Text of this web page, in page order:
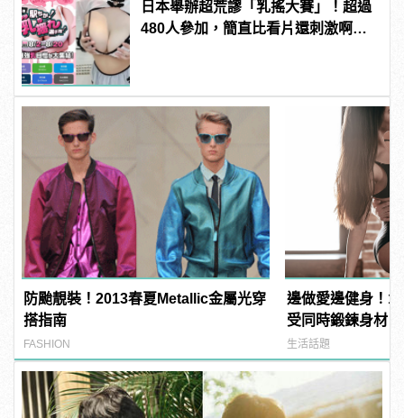
日本舉辦超荒謬「乳搖大賽」！超過
480人參加，簡直比看片還刺激啊！ |
防颱靚裝！2013春夏Metallic金屬光穿
搭指南
FASHION
邊做愛邊健身！
受同時鍛鍊身材
生活話題